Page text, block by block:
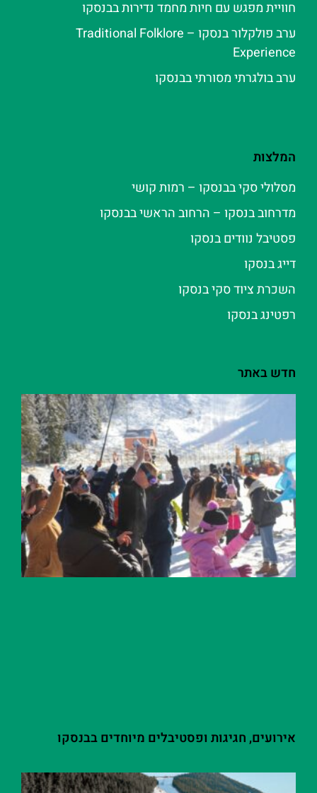
חוויית מפגש עם חיות מחמד נדירות בבנסקו
ערב פולקלור בנסקו – Traditional Folklore
Experience
ערב בולגרתי מסורתי בבנסקו
המלצות
מסלולי סקי בבנסקו – רמות קושי
מדרחוב בנסקו – הרחוב הראשי בבנסקו
פסטיבל נוודים בנסקו
דייג בנסקו
השכרת ציוד סקי בנסקו
רפטינג בנסקו
חדש באתר
אירועים, חגיגות ופסטיבלים מיוחדים בבנסקו